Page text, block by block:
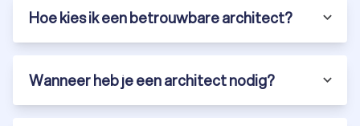
Hoe kies ik een betrouwbare architect?
Wanneer heb je een architect nodig?